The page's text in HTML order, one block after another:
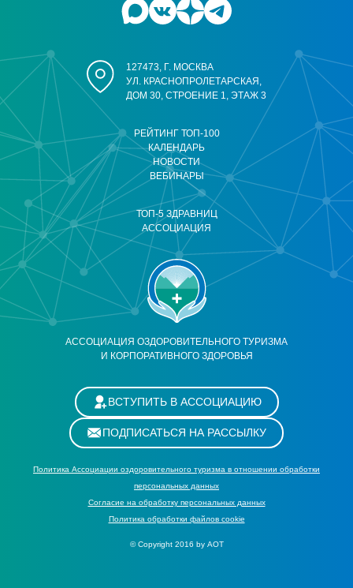
АССОЦИАЦИЯ ОЗДОРОВИТЕЛЬНОГО ТУРИЗМА
И КОРПОРАТИВНОГО ЗДОРОВЬЯ
РЕЙТИНГ ТОП-100
КАЛЕНДАРЬ
НОВОСТИ
ВЕБИНАРЫ
ТОП-5 ЗДРАВНИЦ
АССОЦИАЦИЯ
127473, Г. МОСКВА
УЛ. КРАСНОПРОЛЕТАРСКАЯ,
ДОМ 30, СТРОЕНИЕ 1, ЭТАЖ 3
ВСТУПИТЬ В АССОЦИАЦИЮ
ПОДПИСАТЬСЯ НА РАССЫЛКУ
Политика Ассоциации оздоровительного туризма в отношении обработки
персональных данных
Cогласие на обработку персональных данных
Политика обработки файлов cookie
© Copyright 2016 by АОТ